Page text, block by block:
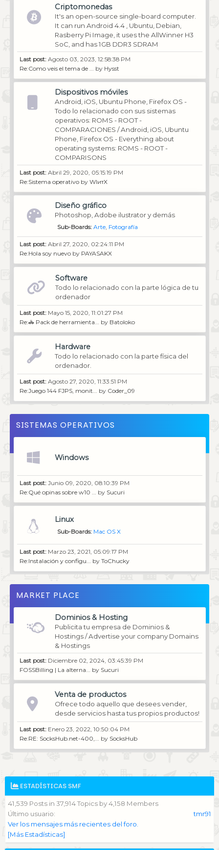
Criptomonedas
It's an open-source single-board computer.
It can run Android 4.4 , Ubuntu, Debian,
Rasberry Pi Image, it uses the AllWinner H3
SoC, and has 1GB DDR3 SDRAM
Last post: Agosto 03, 2023, 12:58:38 PM
Re:Como veis el tema de ...
by Hysst
Dispositivos móviles
Android, iOS, Ubuntu Phone, Firefox OS -
Todo lo relacionado con sus sistemas
operativos: ROMS - ROOT -
COMPARACIONES / Android, iOS, Ubuntu
Phone, Firefox OS - Everything about
operating systems: ROMS - ROOT -
COMPARISONS
Last post: Abril 29, 2020, 05:15:19 PM
Re:Sistema operativo by WIитX
Diseño gráfico
Photoshop, Adobe ilustrator y demás
Sub-Boards Arte Fotografía
Last post: Abril 27, 2020, 02:24:11 PM
Re:Hola soy nuevoby PAYASAKX
Software
Todo lo relacionado con la parte lógica de tu
ordenador
Last post: Mayo 15, 2020, 11:01:27 PM
Re:🚓 Pack de herramienta...
by Batoloko
Hardware
Todo lo relacionado con la parte física del
ordenador.
Last post: Agosto 27, 2020, 11:33:51 PM
Re:Juego 144 FJPS, monit...
by Coder_09
SISTEMAS OPERATIVOS
Windows
Last post: Junio 09, 2020, 08:10:39 PM
Re:Qué opinas sobre w10 ... by Sucuri
Linux
Sub-Boards Mac OS X
Last post: Marzo 23, 2021, 05:09:17 PM
Re:Instalación y configu... by ToChucky
MARKET PLACE
Dominios & Hosting
Publicita tu empresa de Dominios &
Hostings / Advertise your company Domains
& Hostings
Last post: Diciembre 02, 2024, 03:45:39 PM
FOSSBilling | La alterna... by Sucuri
Venta de productos
Ofrece todo aquello que desees vender,
desde servicios hasta tus propios productos!
Last post: Enero 23, 2022, 10:50:04 PM
Re:RE: SocksHub.net-400,... by SocksHub
ESTADÍSTICAS SMF
41,539 Posts in 37,914 Topics by 4,158 Members
Último usuario:
tmr91
Ver los mensajes más recientes del foro.
[Más Estadísticas]